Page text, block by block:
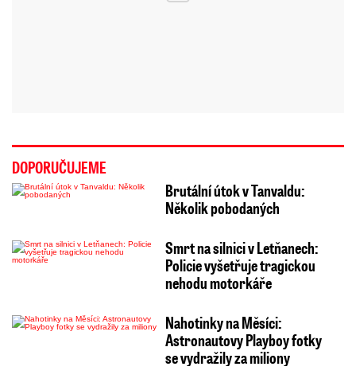
DOPORUČUJEME
Brutální útok v Tanvaldu:
Několik pobodaných
Smrt na silnici v Letňanech:
Policie vyšetřuje tragickou
nehodu motorkáře
Nahotinky na Měsíci:
Astronautovy Playboy fotky
se vydražily za miliony